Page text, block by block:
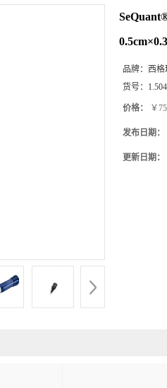
品牌： 西格
货号：
价格： ￥
发布日期：
更新日期：